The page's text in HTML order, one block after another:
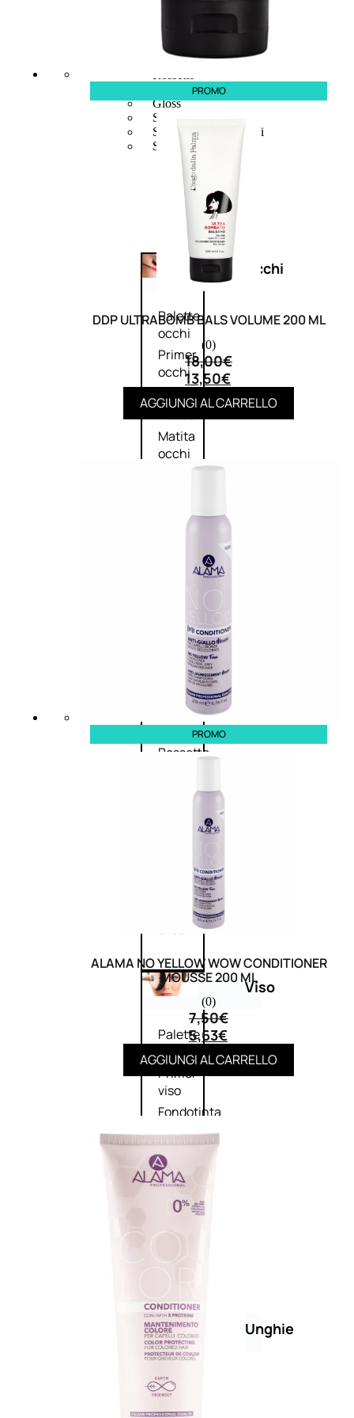
Matita Sopracciglia
Mascara
Eyeliner
Rossetto
Matita Labbra
Gloss
Smalto
Smalto Effetti Speciali
Solventi Unghie
Occhi
Palette
occhi
Primer
occhi
Eyeliner
Mascara
Matita
occhi
Antiocchiaie
Matita
sopracciglia
Mascara
sopracciglia
Fissante
sopracciglia
Palette
labbra
Rossetto
Matita
Rimpolpante
labbra
Cream
Viso
Palette
viso
Primer
viso
Fondotinta
Cipria
Fard/Blush
Illuminante
Terre
abbronzanti
Unghie
Smalto
Smalto
PROMO
DDP ULTRABOMB BALS VOLUME 200 ML
(0)
18,00€
13,50€
AGGIUNGI AL CARRELLO
PROMO
ALAMA NO YELLOW WOW CONDITIONER
MOUSSE 200 ML
(0)
7,50€
5,63€
AGGIUNGI AL CARRELLO